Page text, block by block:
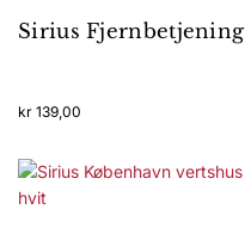
Sirius Fjernbetjening
kr 139,00